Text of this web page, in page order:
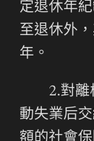
定退休年
至退休外
年。
2.對離
動失業后